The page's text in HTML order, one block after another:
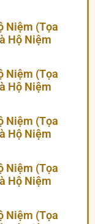
Niệm (Tọa
Hộ Niệm
Niệm (Tọa
Hộ Niệm
Niệm (Tọa
Hộ Niệm
Niệm (Tọa
Hộ Niệm
Niệm (Tọa